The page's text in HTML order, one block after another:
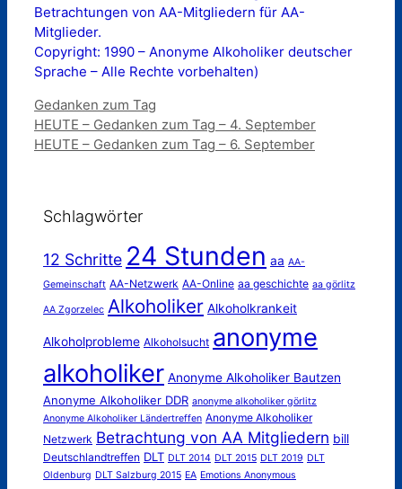
Betrachtungen von AA-Mitgliedern für AA-
Mitglieder.
Copyright: 1990 – Anonyme Alkoholiker deutscher
Sprache – Alle Rechte vorbehalten)
Kategorien
Gedanken zum Tag
HEUTE – Gedanken zum Tag – 4. September
HEUTE – Gedanken zum Tag – 6. September
Schlagwörter
12 Schritte 24 Stunden aa AA-
Gemeinschaft AA-Netzwerk AA-Online aa geschichte aa görlitz
AA Zgorzelec Alkoholiker Alkoholkrankeit
Alkoholprobleme Alkoholsucht anonyme
alkoholiker Anonyme Alkoholiker Bautzen
Anonyme Alkoholiker DDR anonyme alkoholiker görlitz
Anonyme Alkoholiker Ländertreffen Anonyme Alkoholiker
Netzwerk Betrachtung von AA Mitgliedern bill
Deutschlandtreffen DLT DLT 2014 DLT 2015 DLT 2019 DLT
Oldenburg DLT Salzburg 2015 EA Emotions Anonymous